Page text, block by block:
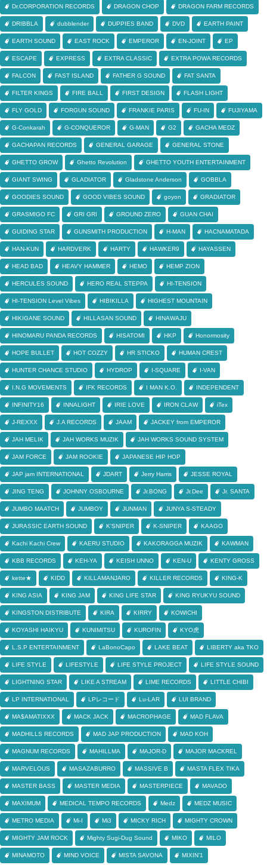
Dr.CORPORATION RECORDS DRAGON CHOP DRAGON FARM RECORDS
DRIBBLA dubblender DUPPIES BAND DVD EARTH PAINT
EARTH SOUND EAST ROCK EMPEROR EN-JOINT EP
ESCAPE EXPRESS EXTRA CLASSIC EXTRA POWA RECORDS
FALCON FAST ISLAND FATHER G SOUND FAT SANTA
FILTER KINGS FIRE BALL FIRST DESIGN FLASH LIGHT
FLY GOLD FORGUN SOUND FRANKIE PARIS FU-IN FUJIYAMA
G-Conkarah G-CONQUEROR G-MAN G2 GACHA MEDZ
GACHAPAN RECORDS GENERAL GARAGE GENERAL STONE
GHETTO GROW Ghetto Revolution GHETTO YOUTH ENTERTAINMENT
GIANT SWING GLADIATOR Gladstone Anderson GOBBLA
GOODIES SOUND GOOD VIBES SOUND goyon GRADIATOR
GRASMIGO FC GRI GRI GROUND ZERO GUAN CHAI
GUIDING STAR GUNSMITH PRODUCTION H-MAN HACNAMATADA
HAN-KUN HARDVERK HARTY HAWKER9 HAYASSEN
HEAD BAD HEAVY HAMMER HEMO HEMP ZION
HERCULES SOUND HERO REAL STEPPA HI-TENSION
HI-TENSION Level Vibes HIBIKILLA HIGHEST MOUNTAIN
HIKIGANE SOUND HILLASAN SOUND HINAWAJU
HINOMARU PANDA RECORDS HISATOMI HKP Honormosity
HOPE BULLET HOT COZZY HR STICKO HUMAN CREST
HUNTER CHANCE STUDIO HYDROP I-SQUARE I-VAN
I.N.G MOVEMENTS IFK RECORDS I MAN K.O. INDEPENDENT
INFINITY16 INNALIGHT IRIE LOVE IRON CLAW iTex
J-REXXX J.A RECORDS JAAM JACKEY from EMPEROR
JAH MELIK JAH WORKS MUZIK JAH WORKS SOUND SYSTEM
JAM FORCE JAM ROOKIE JAPANESE HIP HOP
JAP jam INTERNATIONAL JDART Jerry Harris JESSE ROYAL
JING TENG JOHNNY OSBOURNE Jr.BONG Jr.Dee Jr. SANTA
JUMBO MAATCH JUMBOY JUNMAN JUNYA S-STEADY
JURASSIC EARTH SOUND K'SNIPER K-SNIPER KAAGO
Kachi Kachi Crew KAERU STUDIO KAKORAGGA MUZIK KAWMAN
KBB RECORDS KEH-YA KEISH UNNO KEN-U KENTY GROSS
kette★ KIDD KILLAMANJARO KILLER RECORDS KING-K
KING ASIA KING JAM KING LIFE STAR KING RYUKYU SOUND
KINGSTON DISTRIBUTE KIRA KIRRY KOWICHI
KOYASHI HAIKYU KUNIMITSU KUROFIN KYO虎
L.S.P ENTERTAINMENT LaBonoCapo LAKE BEAT LIBERTY aka TKO
LIFE STYLE LIFESTYLE LIFE STYLE PROJECT LIFE STYLE SOUND
LIGHTNING STAR LIKE A STREAM LIME RECORDS LITTLE CHIBI
LP INTERNATIONAL LPレコード Lu-LAR LUI BRAND
MA$AMATIXXX MACK JACK MACROPHAGE MAD FLAVA
MADHILLS RECORDS MAD JAP PRODUCTION MAD KOH
MAGNUM RECORDS MAHILLMA MAJOR-D MAJOR MACKREL
MARVELOUS MASAZABURRO MASSIVE B MASTA FLEX TIKA
MASTER BASS MASTER MEDIA MASTERPIECE MAVADO
MAXIMUM MEDICAL TEMPO RECORDS Medz MEDZ MUSIC
METRO MEDIA Mi-I Mi3 MICKY RICH MIGHTY CROWN
MIGHTY JAM ROCK Mighty Sugi-Dug Sound MIKO MILO
MINAMOTO MIND VOICE MISTA SAVONA MIXIN'1